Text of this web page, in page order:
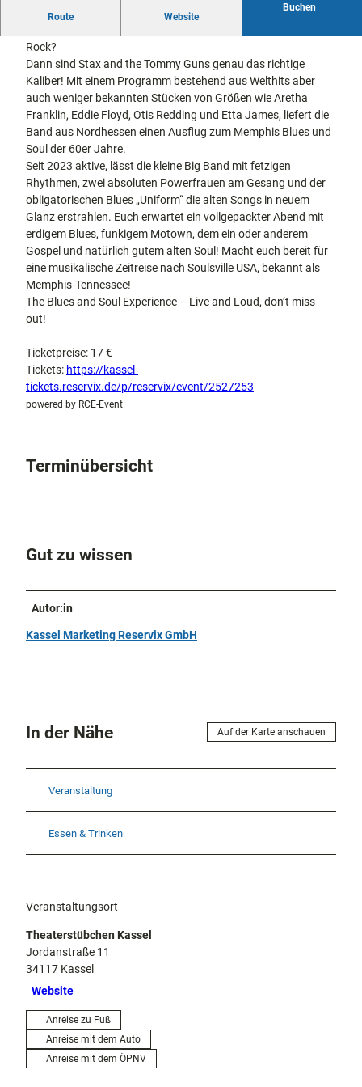
n,
Galeri
en und
Sonde
rausst
en
Street
Art
Theat
er und
Bühne
nkunst
Gärten
Kassel
Wandern
im
Grünen
Stadtführungen
mit
Kindern
Gastronomie
und
Unterkünfte
Ausflugsziele
in der Region
Häufig
Fragen
Route Website
Buchen
Stax and the Tommy Guns
Rock?
Dann sind Stax and the Tommy Guns genau das richtige
Kaliber! Mit einem Programm bestehend aus Welthits aber
auch weniger bekannten Stücken von Größen wie Aretha
Franklin, Eddie Floyd, Otis Redding und Etta James, liefert die
Band aus Nordhessen einen Ausflug zum Memphis Blues und
Soul der 60er Jahre.
Seit 2023 aktive, lässt die kleine Big Band mit fetzigen
Rhythmen, zwei absoluten Powerfrauen am Gesang und der
obligatorischen Blues „Uniform“ die alten Songs in neuem
Glanz erstrahlen. Euch erwartet ein vollgepackter Abend mit
erdigem Blues, funkigem Motown, dem ein oder anderem
Gospel und natürlich gutem alten Soul! Macht euch bereit für
eine musikalische Zeitreise nach Soulsville USA, bekannt als
Memphis-Tennessee!
The Blues and Soul Experience – Live and Loud, don’t miss
out!
Ticketpreise: 17 €
Tickets: https://kassel-
tickets.reservix.de/p/reservix/event/2527253
powered by RCE-Event
Terminübersicht
Gut zu wissen
Autor:in
Kassel Marketing Reservix GmbH
In der Nähe Auf der Karte anschauen
Veranstaltung
Essen & Trinken
Veranstaltungsort
Theaterstübchen Kassel
Jordanstraße 11
34117 Kassel
Website
Anreise zu Fuß
Anreise mit dem Auto
Anreise mit dem ÖPNV